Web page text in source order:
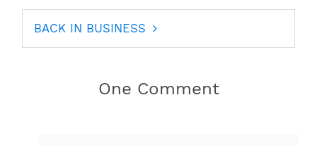
записям
BACK IN BUSINESS
One Comment